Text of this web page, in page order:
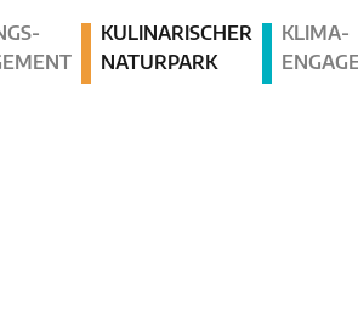
KULINARISCHER
NATURPARK
KLIMA­